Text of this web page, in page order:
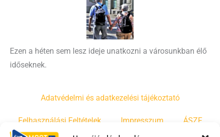
Ezen a héten sem lesz ideje unatkozni a városunkban élő
időseknek.
Adatvédelmi és adatkezelési tájékoztató
Felhasználási Feltételek Impresszum ÁSZF